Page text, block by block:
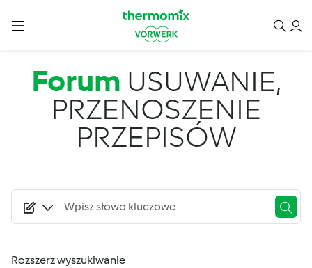
Forum USUWANIE,
PRZENOSZENIE
PRZEPISÓW
Rozszerz wyszukiwanie